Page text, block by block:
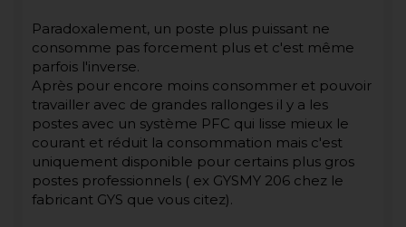
Paradoxalement, un poste plus puissant ne
consomme pas forcement plus et c'est même
parfois l'inverse.
Après pour encore moins consommer et pouvoir
travailler avec de grandes rallonges il y a les
postes avec un système PFC qui lisse mieux le
courant et réduit la consommation mais c'est
uniquement disponible pour certains plus gros
postes professionnels ( ex GYSMY 206 chez le
fabricant GYS que vous citez).